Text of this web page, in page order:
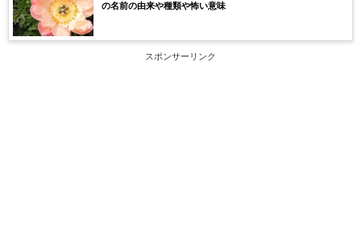
の名前の由来や種類や怖い意味
スポンサーリンク